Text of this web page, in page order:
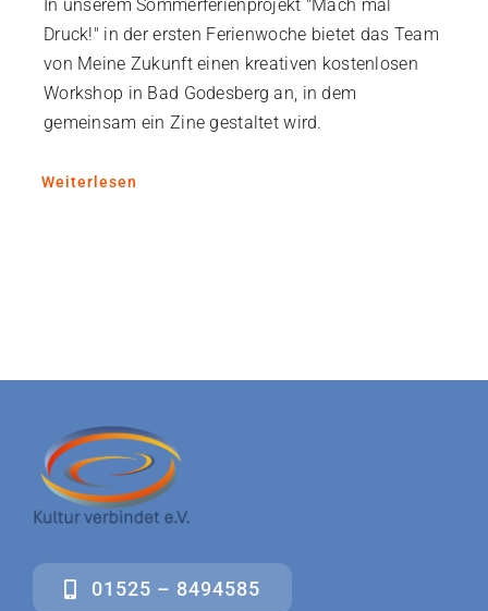
In unserem Sommerferienprojekt "Mach mal
Druck!" in der ersten Ferienwoche bietet das Team
von Meine Zukunft einen kreativen kostenlosen
Workshop in Bad Godesberg an, in dem
gemeinsam ein Zine gestaltet wird.
Weiterlesen
01525 – 8494585